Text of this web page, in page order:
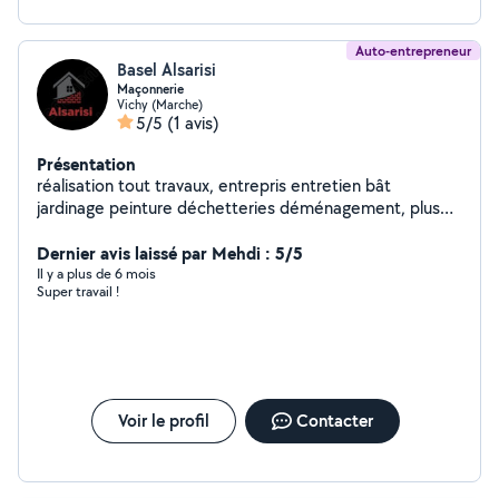
Auto-entrepreneur
Basel Alsarisi
Maçonnerie
Vichy (Marche)
5/5 (1 avis)
Présentation
réalisation tout travaux, entrepris entretien bât
jardinage peinture déchetteries déménagement, plus
Dernier avis laissé par Mehdi : 5/5
Il y a plus de 6 mois
Super travail !
Voir le profil Contacter